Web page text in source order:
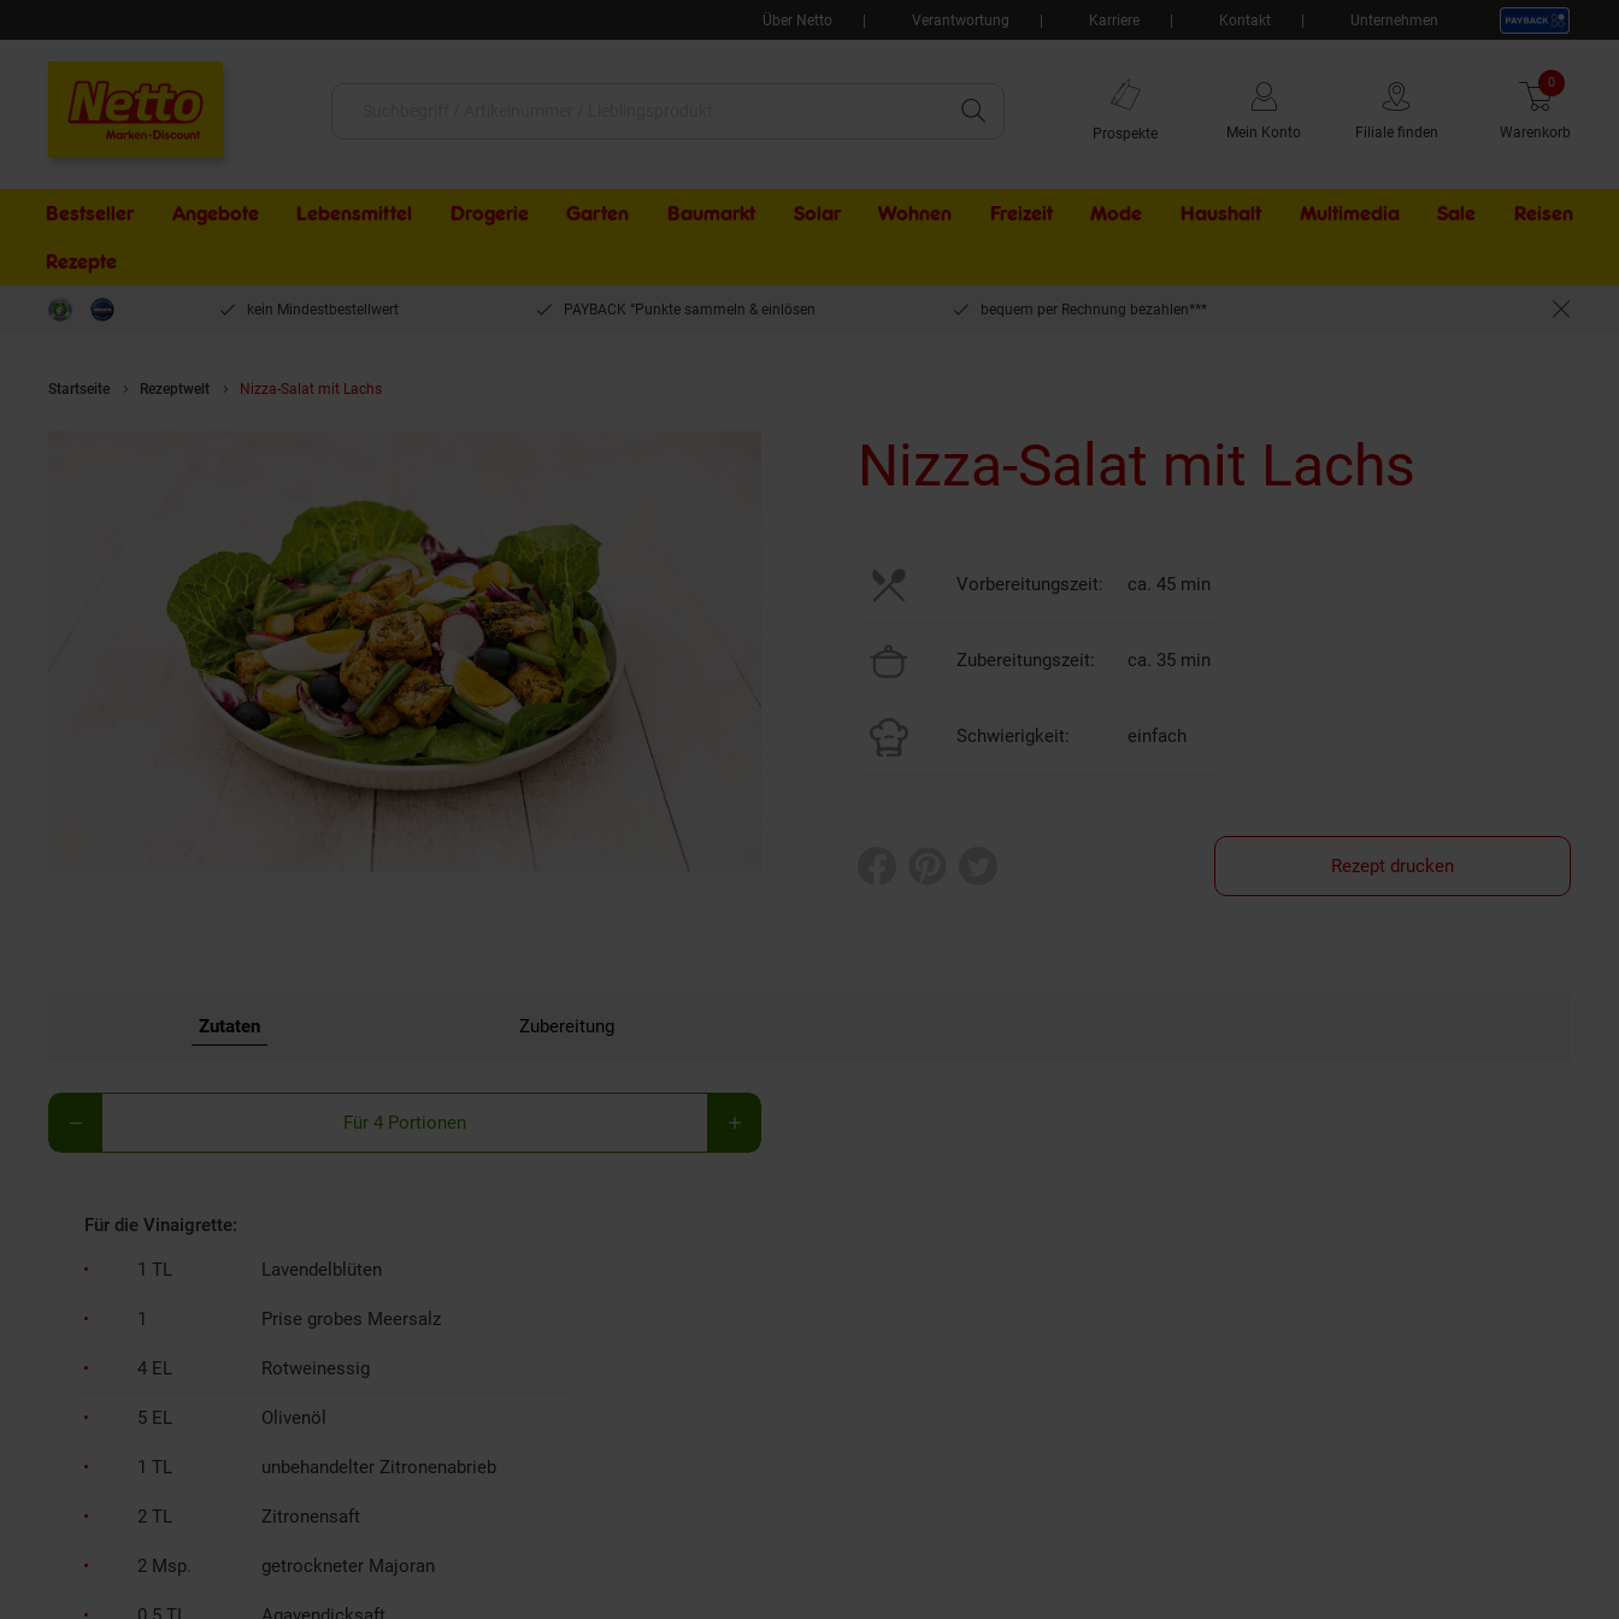
Über Netto Verantwortung Karriere Kontakt Unternehmen
Prospekte Mein Konto Filiale finden Warenkorb
0 Artikel
Bestseller Angebote Lebensmittel Drogerie Garten Baumarkt Solar Wohnen Freizeit Mode Haushalt Multimedia Sale Externer
Reisen
Rezepte
kein Mindestbestellwert PAYBACK °Punkte sammeln & einlösen bequem per Rechnung bezahlen***
Startseite Rezeptwelt Nizza-Salat mit Lachs
Nizza-Salat mit Lachs
Vorbereitungszeit: ca. 45 min
Zubereitungszeit: ca. 35 min
Schwierigkeit: einfach
Rezept drucken
Zutaten Zubereitung
Für 4 Portionen
Für die Vinaigrette:
1 TL Lavendelblüten
1 Prise grobes Meersalz
4 EL Rotweinessig
5 EL Olivenöl
1 TL unbehandelter Zitronenabrieb
2 TL Zitronensaft
2 Msp. getrockneter Majoran